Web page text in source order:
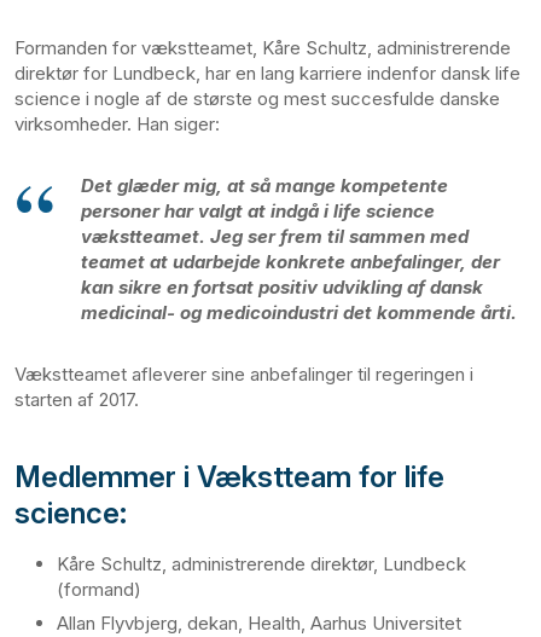
Formanden for vækstteamet, Kåre Schultz, administrerende
direktør for Lundbeck, har en lang karriere indenfor dansk life
science i nogle af de største og mest succesfulde danske
virksomheder. Han siger:
Det glæder mig, at så mange kompetente
personer har valgt at indgå i life science
vækstteamet. Jeg ser frem til sammen med
teamet at udarbejde konkrete anbefalinger, der
kan sikre en fortsat positiv udvikling af dansk
medicinal- og medicoindustri det kommende årti.
Vækstteamet afleverer sine anbefalinger til regeringen i
starten af 2017.
Medlemmer i Vækstteam for life
science:
Kåre Schultz, administrerende direktør, Lundbeck
(formand)
Allan Flyvbjerg, dekan, Health, Aarhus Universitet